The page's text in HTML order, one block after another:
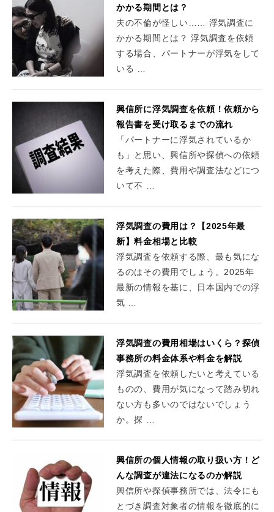
かかる期間とは？
夫の不倫が怪しい…… 浮気調査に
かかる期間とは？ 浮気調査を依頼
する場合、パートナーが浮気をして
いる …
興信所に浮気調査を依頼！依頼から
報告書を受け取るまでの流れ
「パートナーに浮気されているか
も」と思い、興信所や探偵への依頼
を考えた際、費用や調査法などにつ
いて不 …
浮気調査の費用は？【2025年最
新】料金相場と比較
浮気調査を依頼する際、最も気にな
るのはその費用でしょう。2025年
最新の情報を基に、日本国内での浮
気 …
浮気調査の費用相場はいくら？探偵
事務所の料金体系や料金を解説
浮気調査を依頼したいと考えている
ものの、費用が気になって踏み切れ
ない方も多いのではないでしょう
か。探 …
興信所の個人情報の取り扱い方！ど
んな調査が違法になるのか解説
興信所や探偵事務所では、法令にも
とづき調査対象者の情報を徹底的に